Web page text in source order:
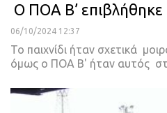
Ο ΠΟΑ Β’
06/10/2024 12:37
Το παιχνίδι ήταν σχετικά
όμως ο ΠΟΑ Β' ήταν αυτός